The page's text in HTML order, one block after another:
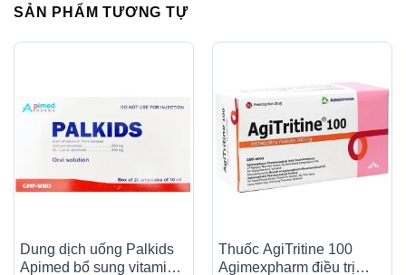
SẢN PHẨM TƯƠNG TỰ
Dung dịch uống Palkids
Apimed bổ sung vitamin,
Thuốc AgiTritine 100
Agimexpharm điều trị